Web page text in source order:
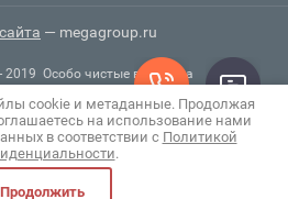
— megagroup.ru
2019 Особо чистые вещества
cookie и метаданные. Продолжая
на использование нами
в соответствии с Политикой
.
Продолжить